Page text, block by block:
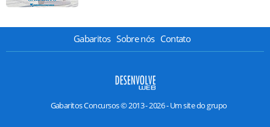
Gabaritos Sobre nós Contato
Gabaritos Concursos © 2013 - 2026 - Um site do grupo